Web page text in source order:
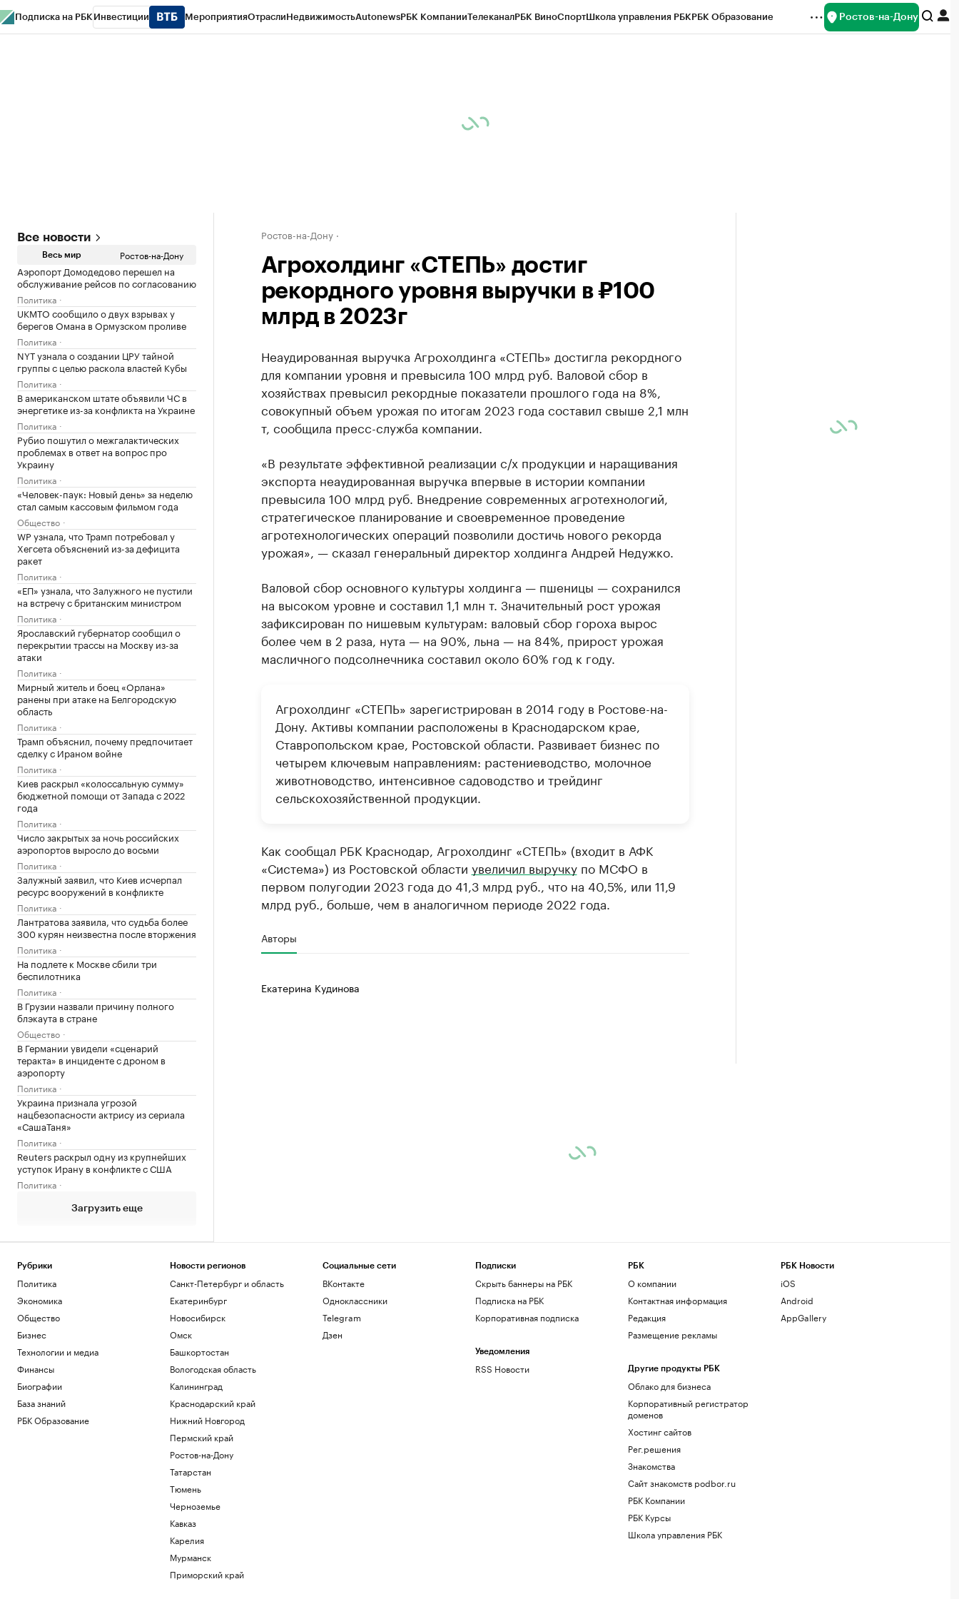
Подписка на РБК Инвестиции МероприятияОтраслиНедвижимостьAutonewsРБК КомпанииТелеканалРБК ВиноСпортШкола управления РБКРБК Образование Ростов-на-Дону
Все новости
Весь мир Ростов-на-Дону
Аэропорт Домодедово перешел на
обслуживание рейсов по согласованию
Политика
UKMTO сообщило о двух взрывах у
берегов Омана в Ормузском проливе
Политика
NYT узнала о создании ЦРУ тайной
группы с целью раскола властей Кубы
Политика
В американском штате объявили ЧС в
энергетике из-за конфликта на Украине
Политика
Рубио пошутил о межгалактических
проблемах в ответ на вопрос про
Украину
Политика
«Человек-паук: Новый день» за неделю
стал самым кассовым фильмом года
Общество
WP узнала, что Трамп потребовал у
Хегсета объяснений из-за дефицита
ракет
Политика
«ЕП» узнала, что Залужного не пустили
на встречу с британским министром
Политика
Ярославский губернатор сообщил о
перекрытии трассы на Москву из-за
атаки
Политика
Мирный житель и боец «Орлана»
ранены при атаке на Белгородскую
область
Политика
Трамп объяснил, почему предпочитает
сделку с Ираном войне
Политика
Киев раскрыл «колоссальную сумму»
бюджетной помощи от Запада с 2022
года
Политика
Число закрытых за ночь российских
аэропортов выросло до восьми
Политика
Залужный заявил, что Киев исчерпал
ресурс вооружений в конфликте
Политика
Лантратова заявила, что судьба более
300 курян неизвестна после вторжения
Политика
На подлете к Москве сбили три
беспилотника
Политика
В Грузии назвали причину полного
блэкаута в стране
Общество
В Германии увидели «сценарий
теракта» в инциденте с дроном в
аэропорту
Политика
Украина признала угрозой
нацбезопасности актрису из сериала
«СашаТаня»
Политика
Reuters раскрыл одну из крупнейших
уступок Ирану в конфликте с США
Политика
Загрузить еще
Ростов-на-Дону
Агрохолдинг «СТЕПЬ» достиг
рекордного уровня выручки в ₽100
млрд в 2023г
Неаудированная выручка Агрохолдинга «СТЕПЬ» достигла рекордного
для компании уровня и превысила 100 млрд руб. Валовой сбор в
хозяйствах превысил рекордные показатели прошлого года на 8%,
совокупный объем урожая по итогам 2023 года составил свыше 2,1 млн
т, сообщила пресс-служба компании.
«В результате эффективной реализации с/х продукции и наращивания
экспорта неаудированная выручка впервые в истории компании
превысила 100 млрд руб. Внедрение современных агротехнологий,
стратегическое планирование и своевременное проведение
агротехнологических операций позволили достичь нового рекорда
урожая», — сказал генеральный директор холдинга Андрей Недужко.
Валовой сбор основного культуры холдинга — пшеницы — сохранился
на высоком уровне и составил 1,1 млн т. Значительный рост урожая
зафиксирован по нишевым культурам: валовый сбор гороха вырос
более чем в 2 раза, нута — на 90%, льна — на 84%, прирост урожая
масличного подсолнечника составил около 60% год к году.
Агрохолдинг «СТЕПЬ» зарегистрирован в 2014 году в Ростове-на-
Дону. Активы компании расположены в Краснодарском крае,
Ставропольском крае, Ростовской области. Развивает бизнес по
четырем ключевым направлениям: растениеводство, молочное
животноводство, интенсивное садоводство и трейдинг
сельскохозяйственной продукции.
Как сообщал РБК Краснодар, Агрохолдинг «СТЕПЬ» (входит в АФК
«Система») из Ростовской области увеличил выручкупо МСФО в
первом полугодии 2023 года до 41,3 млрд руб., что на 40,5%, или 11,9
млрд руб., больше, чем в аналогичном периоде 2022 года.
Авторы
Екатерина Кудинова
Рубрики
Политика
Экономика
Общество
Бизнес
Технологии и медиа
Финансы
Биографии
База знаний
РБК Образование
Новости регионов
Санкт-Петербург и область
Екатеринбург
Новосибирск
Омск
Башкортостан
Вологодская область
Калининград
Краснодарский край
Нижний Новгород
Пермский край
Ростов-на-Дону
Татарстан
Тюмень
Черноземье
Кавказ
Карелия
Мурманск
Приморский край
Социальные сети
ВКонтакте
Одноклассники
Telegram
Дзен
Подписки
Скрыть баннеры на РБК
Подписка на РБК
Корпоративная подписка
Уведомления
RSS Новости
РБК
О компании
Контактная информация
Редакция
Размещение рекламы
Другие продукты РБК
Облако для бизнеса
Корпоративный регистратор
доменов
Хостинг сайтов
Рег.решения
Знакомства
Сайт знакомств podbor.ru
РБК Компании
РБК Курсы
Школа управления РБК
РБК Новости
iOS
Android
AppGallery